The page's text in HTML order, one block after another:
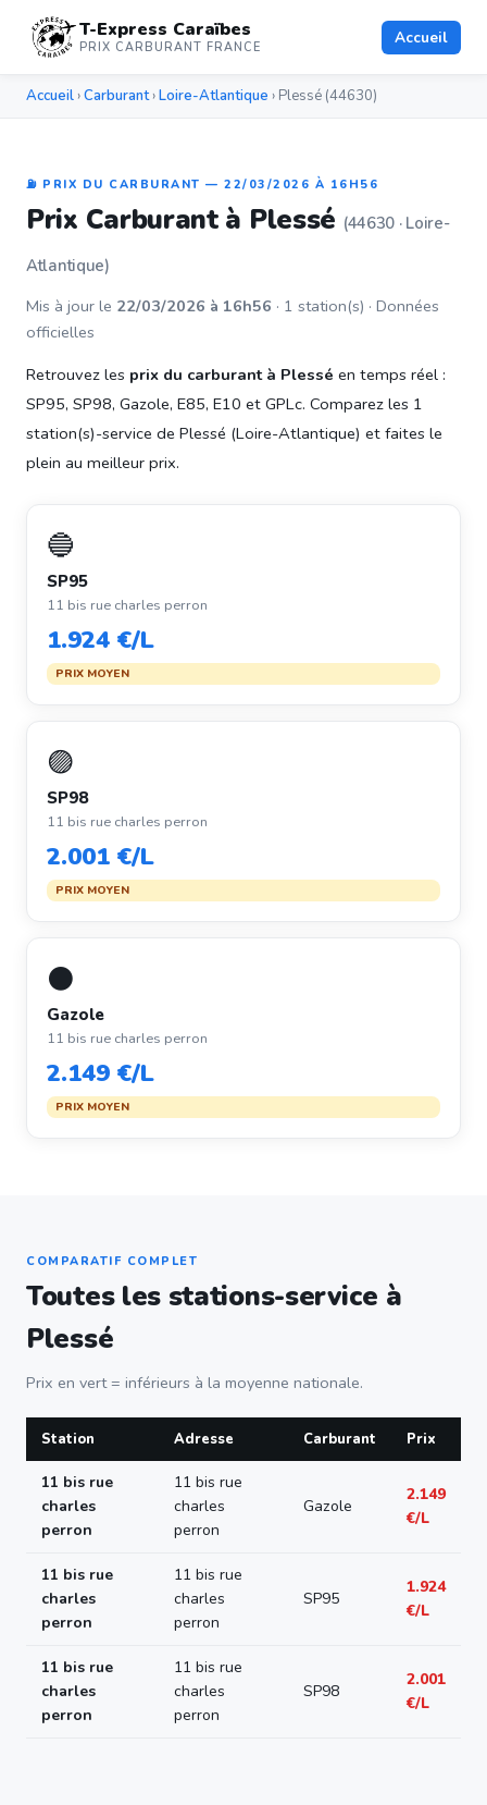
T-Express Caraïbes
PRIX CARBURANT FRANCE Accueil
Accueil ›Carburant›Loire-Atlantique › Plessé (44630)
⛽ PRIX DU CARBURANT — 22/03/2026 À 16H56
Prix Carburant à Plessé (44630 · Loire-
Atlantique)
Mis à jour le 22/03/2026 à 16h56 · 1 station(s) · Données
officielles
Retrouvez les prix du carburant à Plessé en temps réel :
SP95, SP98, Gazole, E85, E10 et GPLc. Comparez les 1
station(s)-service de Plessé (Loire-Atlantique) et faites le
plein au meilleur prix.
🔵
SP95
11 bis rue charles perron
1.924 €/L
PRIX MOYEN
🟣
SP98
11 bis rue charles perron
2.001 €/L
PRIX MOYEN
⚫
Gazole
11 bis rue charles perron
2.149 €/L
PRIX MOYEN
COMPARATIF COMPLET
Toutes les stations-service à
Plessé
Prix en vert = inférieurs à la moyenne nationale.
Station Adresse Carburant Prix
11 bis rue
charles
perron
11 bis rue
charles
perron
Gazole
2.149
€/L
11 bis rue
charles
perron
11 bis rue
charles
perron
SP95
1.924
€/L
11 bis rue
charles
perron
11 bis rue
charles
perron
SP98
2.001
€/L